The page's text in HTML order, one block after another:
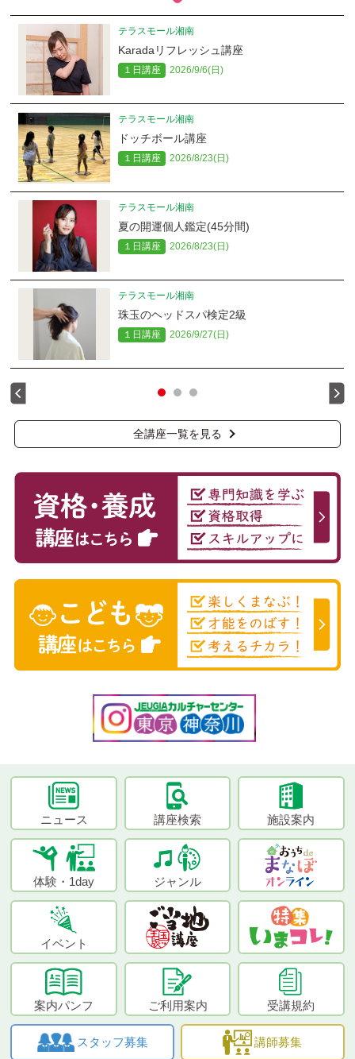
テラスモール湘南
Karadaリフレッシュ講座
１日講座 2026/9/6(日)
テラスモール湘南
ドッチボール講座
１日講座 2026/8/23(日)
テラスモール湘南
夏の開運個人鑑定(45分間)
１日講座 2026/8/23(日)
テラスモール湘南
珠玉のヘッドスパ検定2級
１日講座 2026/9/27(日)
全講座一覧を見る
ニュース 講座検索 施設案内
体験・1day ジャンル
イベント
案内パンフ ご利用案内 受講規約
スタッフ募集 講師募集